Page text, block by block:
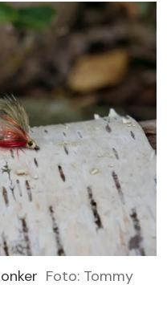
Foto: Tommy